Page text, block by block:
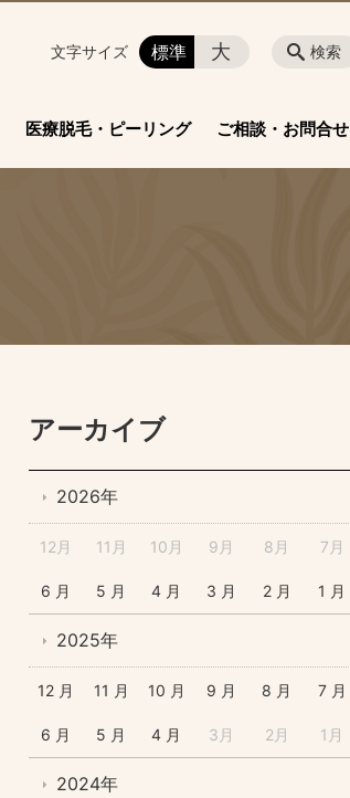
医療脱毛・ピーリング ご相談・お問合せ
検索
文字サイズ 標準 大
アーカイブ
2026年
12月 11月 10月 9月 8月 7月
6 月 5 月 4 月 3 月 2 月 1 月
2025年
12 月 11 月 10 月 9 月 8 月 7 月
6 月 5 月 4 月 3月 2月 1月
2024年